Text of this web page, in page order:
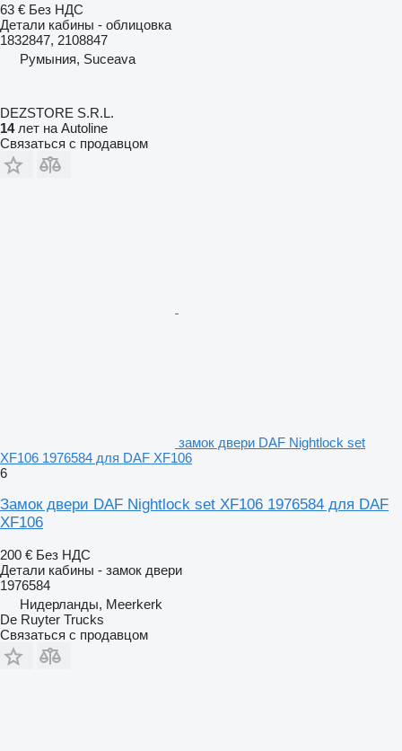
63 € Без НДС
Детали кабины - облицовка
1832847, 2108847
Румыния, Suceava
DEZSTORE S.R.L.
14лет на Autoline
Связаться с продавцом
замок двери DAF Nightlock set
XF106 1976584 для DAF XF106
6
Замок двери DAF Nightlock set XF106 1976584 для DAF
XF106
200 € Без НДС
Детали кабины - замок двери
1976584
Нидерланды, Meerkerk
De Ruyter Trucks
Связаться с продавцом